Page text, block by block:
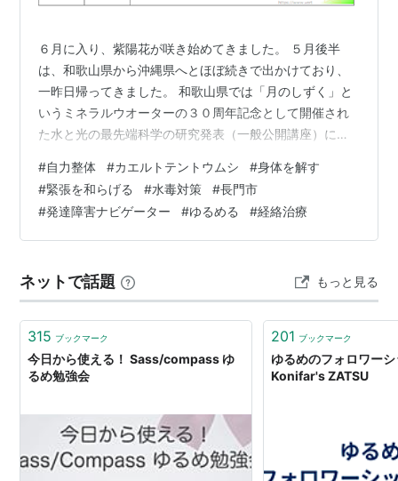
６月に入り、紫陽花が咲き始めてきました。 ５月後半
は、和歌山県から沖縄県へとほぼ続きで出かけており、
一昨日帰ってきました。 和歌山県では「月のしずく」と
いうミネラルウオーターの３０周年記念として開催され
た水と光の最先端科学の研究発表（一般公開講座）に参
研究をしている科学者や物理学者が集まって、それぞれ
の研究結果や情報を交換し合う画期的な機会を肌で感じ
たくて参加を決めました。 講座の内容は、難しくてほぼ
理解できませんでしたが💦、私たち自身の中にある水と
科学的観点や論理的観点から発表していたと思われ…
#自力整体 #カエルトテントウムシ #身体を解す
#緊張を和らげる #水毒対策 #長門市
#発達障害ナビゲーター #ゆるめる #経絡治療
ネットで話題 もっと見る
315 ブックマーク
今日から使える！ Sass/compass ゆ
るめ勉強会
201 ブックマーク
ゆるめのフォロワー
Konifar's ZATSU